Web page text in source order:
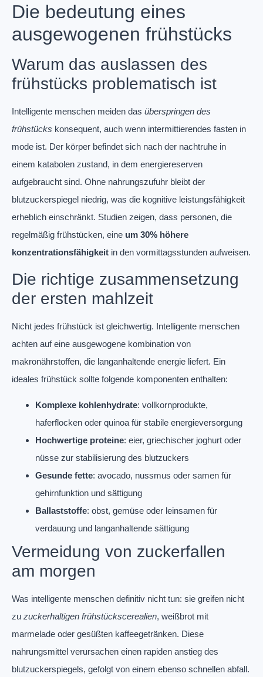
Die bedeutung eines
ausgewogenen frühstücks
Warum das auslassen des
frühstücks problematisch ist
Intelligente menschen meiden das überspringen des
frühstücks konsequent, auch wenn intermittierendes fasten in
mode ist. Der körper befindet sich nach der nachtruhe in
einem katabolen zustand, in dem energiereserven
aufgebraucht sind. Ohne nahrungszufuhr bleibt der
blutzuckerspiegel niedrig, was die kognitive leistungsfähigkeit
erheblich einschränkt. Studien zeigen, dass personen, die
regelmäßig frühstücken, eine um 30% höhere
konzentrationsfähigkeit in den vormittagsstunden aufweisen.
Die richtige zusammensetzung
der ersten mahlzeit
Nicht jedes frühstück ist gleichwertig. Intelligente menschen
achten auf eine ausgewogene kombination von
makronährstoffen, die langanhaltende energie liefert. Ein
ideales frühstück sollte folgende komponenten enthalten:
Komplexe kohlenhydrate: vollkornprodukte,
haferflocken oder quinoa für stabile energieversorgung
Hochwertige proteine: eier, griechischer joghurt oder
nüsse zur stabilisierung des blutzuckers
Gesunde fette: avocado, nussmus oder samen für
gehirnfunktion und sättigung
Ballaststoffe: obst, gemüse oder leinsamen für
verdauung und langanhaltende sättigung
Vermeidung von zuckerfallen
am morgen
Was intelligente menschen definitiv nicht tun: sie greifen nicht
zu zuckerhaltigen frühstückscerealien, weißbrot mit
marmelade oder gesüßten kaffeegetränken. Diese
nahrungsmittel verursachen einen rapiden anstieg des
blutzuckerspiegels, gefolgt von einem ebenso schnellen abfall.